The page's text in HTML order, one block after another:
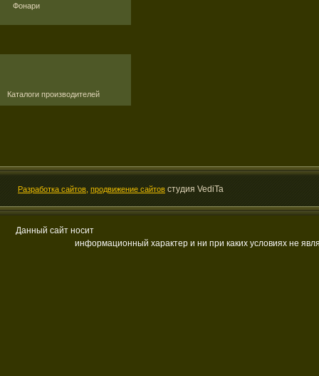
Фонари
Каталоги производителей
Разработка сайтов, продвижение сайтов студия VediTa
Данный сайт носит
информационный характер и ни при каких условиях не